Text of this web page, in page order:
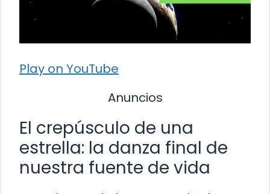
Play on YouTube
Anuncios
El crepúsculo de una
estrella: la danza final de
nuestra fuente de vida